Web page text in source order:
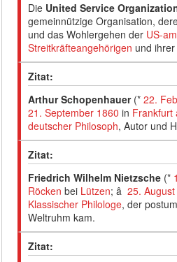
Die United Service
gemeinnützige Organisation,
und das Wohlergehen der US-
Streitkräfteangehörigen und
Zitat:
Arthur Schopenhauer(*22.
21. September 1860 in Frankfurt
deutscher Philosoph, Autor und
Zitat:
Friedrich Wilhelm Nietzsche (*
Röcken bei Lützen; â25. August
Klassischer Philologe, der
Weltruhm kam.
Zitat: